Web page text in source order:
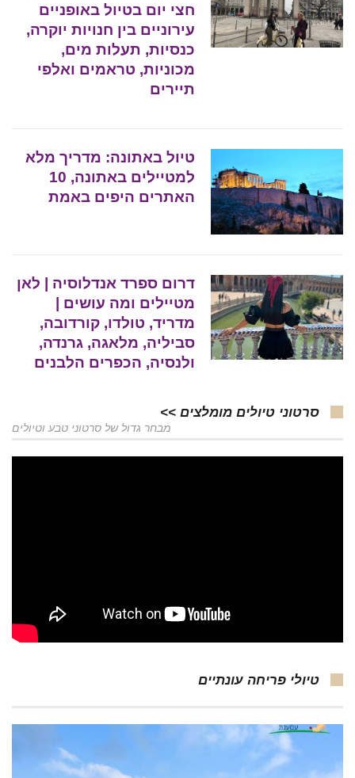
חצי יום בטיול באופניים
עירוניים בין חנויות יוקרה,
כנסיות, תעלות מים,
מכוניות, טראמים ואלפי
תיירים
טיול באתונה: מדריך מלא
למטיילים באתונה, 10
האתרים היפים באמת
דרום ספרד אנדלוסיה | לאן
מטיילים ומה עושים |
מדריד, טולדו, קורדובה,
סביליה, מלאגה, גרנדה,
ולנסיה, הכפרים הלבנים
סרטוני טיולים מומלצים >>
מבחר גדול של סרטוני טבע וטיולים
טיולי פריחה עונתיים